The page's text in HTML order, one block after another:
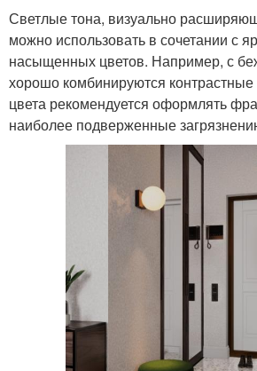
Светлые тона, визуально
можно использовать в сочетании с
насыщенных цветов. Например, с
хорошо комбинируются
цвета рекомендуется оформлять
наиболее подверженные